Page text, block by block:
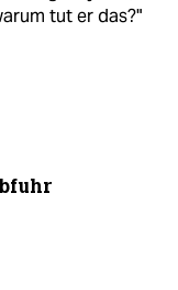
tut er das?"